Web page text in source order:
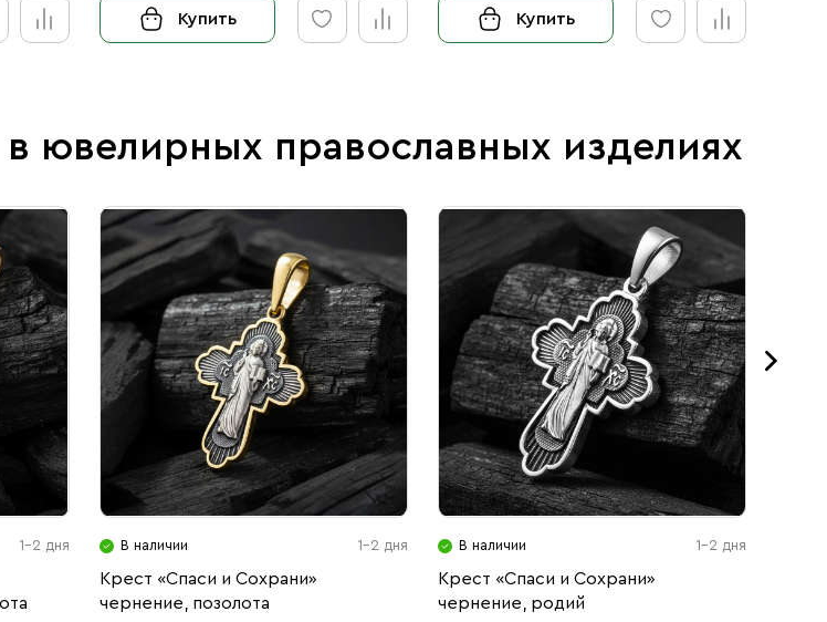
Купить Купить
ювелирных православных изделиях
1-2 дня В наличии 1-2 дня
Крест «Спаси и Сохрани»
чернение, позолота
В наличии 1-2 дня
Крест «Спаси и Сохрани»
чернение, родий